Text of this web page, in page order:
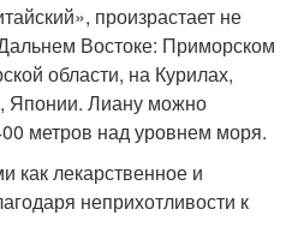
произрастает не
Востоке: Приморском
области, на Курилах,
Японии. Лиану можно
метров над уровнем моря.
как лекарственное и
неприхотливости к